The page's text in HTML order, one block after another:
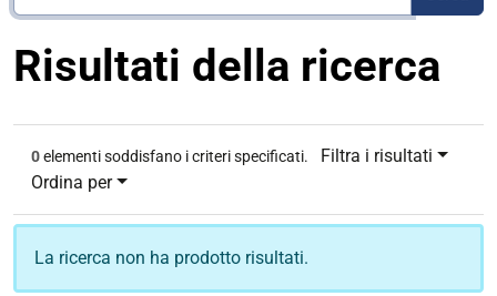
Risultati della ricerca
0elementi soddisfano i criteri specificati.
Filtra i risultati
Ordina per
La ricerca non ha prodotto risultati.